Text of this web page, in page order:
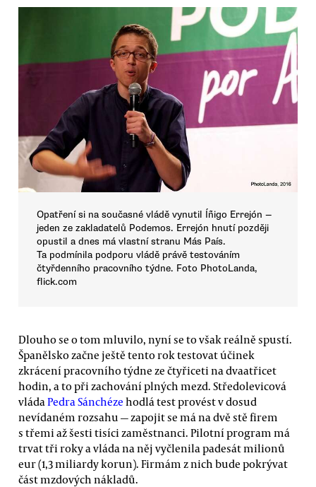
Opatření si na současné vládě vynutil Íñigo Errejón —
jeden ze zakladatelů Podemos. Errejón hnutí později
opustil a dnes má vlastní stranu Más País.
Ta podmínila podporu vládě právě testováním
čtyřdenního pracovního týdne. Foto PhotoLanda,
flick.com
Dlouho se o tom mluvilo, nyní se to však reálně spustí.
Španělsko začne ještě tento rok testovat účinek
zkrácení pracovního týdne ze čtyřiceti na dvaatřicet
hodin, a to při zachování plných mezd. Středolevicová
vláda Pedra Sánchéze hodlá test provést v dosud
nevídaném rozsahu — zapojit se má na dvě stě firem
s třemi až šesti tisíci zaměstnanci. Pilotní program má
trvat tři roky a vláda na něj vyčlenila padesát milionů
eur (1,3 miliardy korun). Firmám z nich bude pokrývat
část mzdových nákladů.